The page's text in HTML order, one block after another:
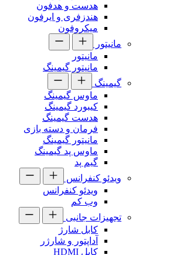
هدست و هدفون
هندزفری و ایرفون
میکروفون
مانیتور
مانیتور
مانیتور گیمینگ
گیمینگ
ماوس گیمینگ
کیبورد گیمینگ
هدست گیمینگ
فرمان و دسته بازی
مانیتور گیمینگ
ماوس پد گیمینگ
گیم پد
ویدئو کنفرانس
ویدئو کنفرانس
وب کم
تجهیزات جانبی
کابل شارژ
آداپتور و شارژر
کابل HDMI